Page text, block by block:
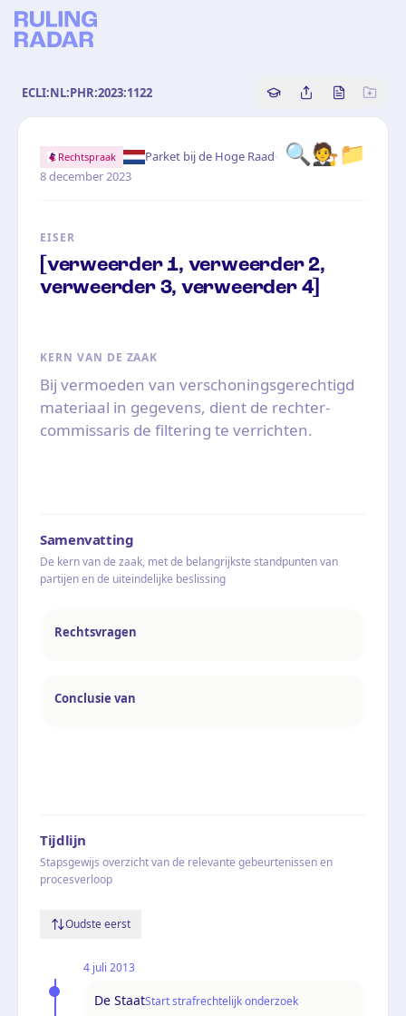
ECLI:NL:PHR:2023:1122 Copy source
Share this
Bekijk
🔍 🧑‍⚖️📁
Rechtspraak Parket bij de Hoge Raad·
8 december 2023
EISER
[verweerder 1, verweerder 2,
verweerder 3, verweerder 4]
KERN VAN DE ZAAK
Bij vermoeden van verschoningsgerechtigd
materiaal in gegevens, dient de rechter-
commissaris de filtering te verrichten.
Samenvatting
De kern van de zaak, met de belangrijkste standpunten van
partijen en de uiteindelijke beslissing
Rechtsvragen
Conclusie van
Tijdlijn
Stapsgewijs overzicht van de relevante gebeurtenissen en
procesverloop
Oudste eerst
4 juli 2013
De StaatStart strafrechtelijk onderzoek